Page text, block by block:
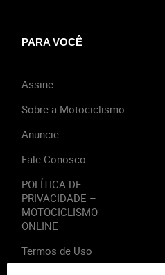
PARA VOCÊ
Assine
Sobre a Motociclismo
Anuncie
Fale Conosco
POLÍTICA DE
PRIVACIDADE –
MOTOCICLISMO
ONLINE
Termos de Uso